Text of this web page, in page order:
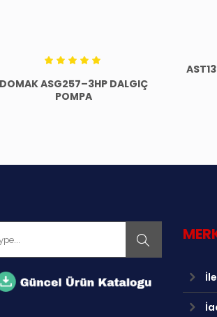
üzerinden
5.00
oy
DOMAK ASG257–3HP DALGIÇ
POMPA